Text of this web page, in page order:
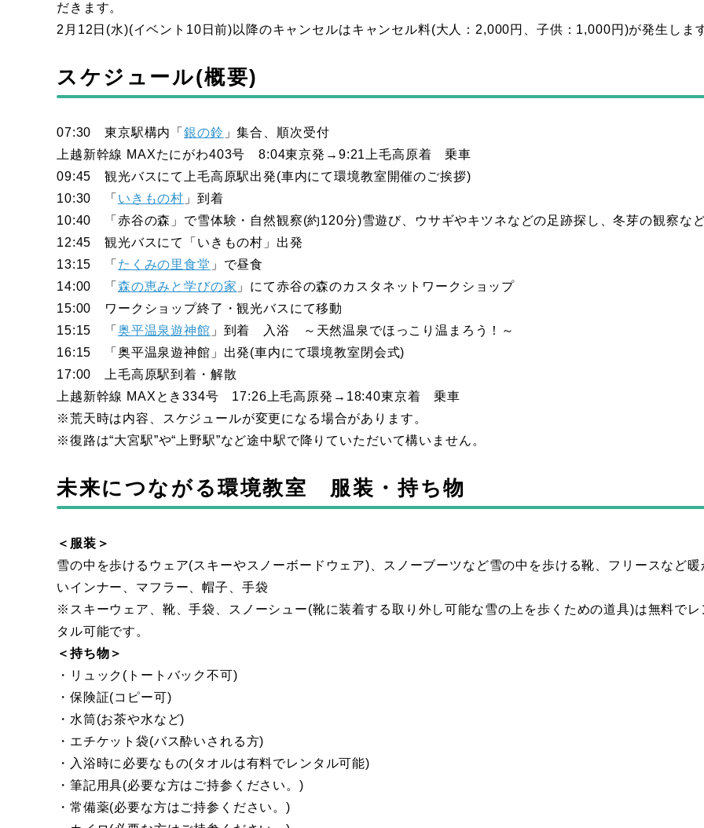
だきます。
2月12日(水)(イベント10日前)以降のキャンセルはキャンセル料(大人：2,000円、子供：1,000円)が発生します
スケジュール(概要)
07:30 東京駅構内「銀の鈴 」集合、順次受付
上越新幹線 MAXたにがわ403号 8:04東京発→9:21上毛高原着 乗車
09:45 観光バスにて上毛高原駅出発(車内にて環境教室開催のご挨拶)
10:30 「 いきもの村 」到着
10:40 「赤谷の森」で雪体験・自然観察(約120分)雪遊び、ウサギやキツネなどの足跡探し、冬芽の観察な
12:45 観光バスにて「いきもの村」出発
13:15 「 たくみの里食堂 」で昼食
14:00 「 森の恵みと学びの家 」にて赤谷の森のカスタネットワークショップ
15:00 ワークショップ終了・観光バスにて移動
15:15 「 奥平温泉遊神館 」到着 入浴 ～天然温泉でほっこり温まろう！～
16:15 「奥平温泉遊神館」出発(車内にて環境教室閉会式)
17:00 上毛高原駅到着・解散
上越新幹線 MAXとき334号 17:26上毛高原発→18:40東京着 乗車
※荒天時は内容、スケジュールが変更になる場合があります。
※復路は“大宮駅”や“上野駅”など途中駅で降りていただいて構いません。
未来につながる環境教室 服装・持ち物
＜服装＞
雪の中を歩けるウェア(スキーやスノーボードウェア)、スノーブーツなど雪の中を歩ける靴、フリースなど暖
いインナー、マフラー、帽子、手袋
※スキーウェア、靴、手袋、スノーシュー(靴に装着する取り外し可能な雪の上を歩くための道具)は無料でレ
タル可能です。
＜持ち物＞
・リュック(トートバック不可)
・保険証(コピー可)
・水筒(お茶や水など)
・エチケット袋(バス酔いされる方)
・入浴時に必要なもの(タオルは有料でレンタル可能)
・筆記用具(必要な方はご持参ください。)
・常備薬(必要な方はご持参ください。)